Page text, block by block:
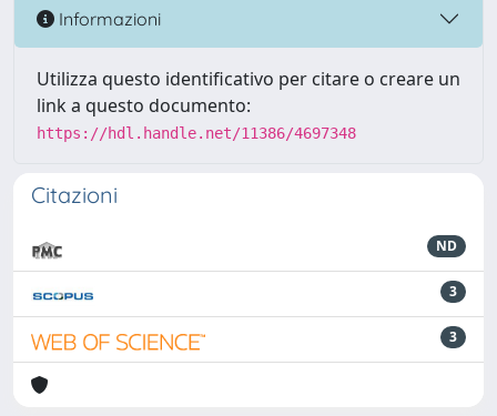
Informazioni
Utilizza questo identificativo per citare o creare un
link a questo documento:
https://hdl.handle.net/11386/4697348
Citazioni
ND
3
3